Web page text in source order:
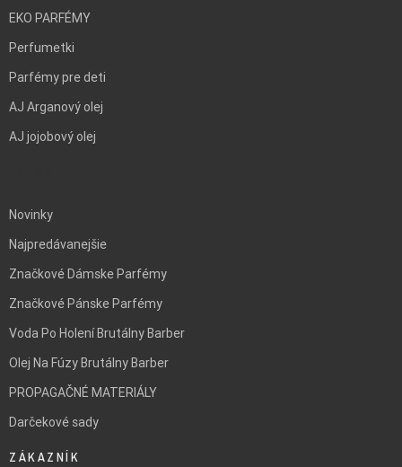
EKO PARFÉMY
Perfumetki
Parfémy pre deti
AJ Arganový olej
AJ jojobový olej
Novinky
Najpredávanejšie
Značkové Dámske Parfémy
Značkové Pánske Parfémy
Voda Po Holení Brutálny Barber
Olej Na Fúzy Brutálny Barber
PROPAGAČNÉ MATERIÁLY
Darčekové sady
ZÁKAZNÍK